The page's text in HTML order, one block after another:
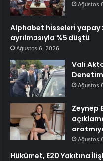
Ağustos
Alphabet hisseleri yapay
ayrılmasıyla %5 düştü
Ağustos 6, 2026
Vali
Ağustos
Zeynep
Ağustos
Hükümet, E20 Yakıtına